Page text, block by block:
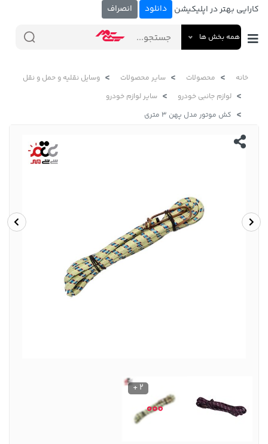
کارایی بهتر در اپلیکیشن دانلود انصراف
همه بخش ها
خانه محصولات سایر محصولات
وسایل نقلیه و حمل و نقل
لوازم جانبی خودرو
سایر لوازم خودرو
کش موتور مدل پهن 3 متری
2 +